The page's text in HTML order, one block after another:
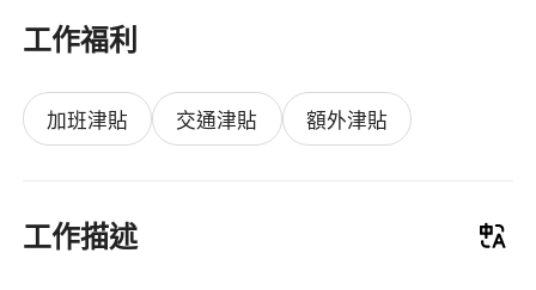
工作福利
加班津貼 交通津貼 額外津貼
工作描述